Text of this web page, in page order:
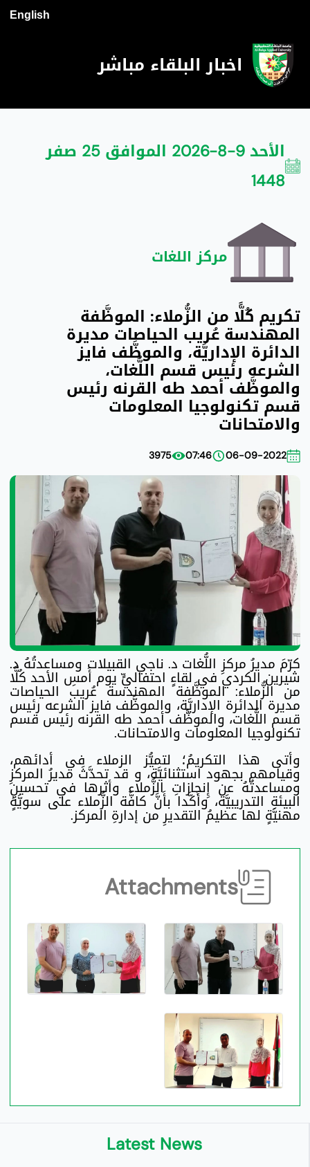
English
اخبار البلقاء مباشر
الأحد 9-8-2026 الموافق 25 صفر
1448
مركز اللغات
تكريم كُلًّا من الزُّملاء: الموظَّفة
المهندسة عُريب الحياصات مديرة
الدائرة الإداريَّة، والموظَّف فايز
الشرعه رئيس قسم اللُّغات،
والموظَّف أحمد طه القرنه رئيس
قسم تكنولوجيا المعلومات
والامتحانات
06-09-2022
07:46
3975
كرّمَ مديرُ مركزِ اللُّغات د. ناجي القبيلات ومساعدتُهُ د.
شيرين الكردي في لقاءٍ احتفاليٍّ يوم أَمسِ الأحد كُلًّا
من الزُّملاء: الموظَّفة المهندسة عُريب الحياصات
مديرة الدائرة الإداريَّة، والموظَّف فايز الشرعه رئيس
قسم اللُّغات، والموظَّف أحمد طه القرنه رئيس قسم
تكنولوجيا المعلومات والامتحانات.
وأتى هذا التكريمُ؛ لتميُّز الزملاء في أدائهم،
وقيامهم بجهود استثنائيَّة، و قد تحدَّثَ مديرُ المركزِ
ومساعدتُهُ عن إِنجازاتِ الزُّملاء وأثرها في تحسينِ
البيئةِ التدريبيَّة، وأَكَّدا بأَنَّ كافَّة الزُّملاء على سويَّةٍ
مهنيَّةٍ لها عظيمُ التقديرِ من إدارةِ المركز.
Attachments
Latest News